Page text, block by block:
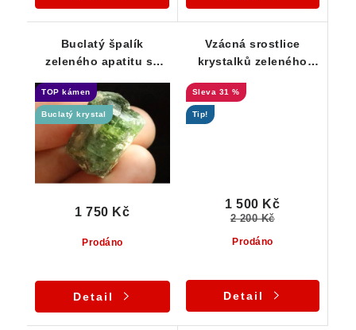
Buclatý špalík
zeleného apatitu se
TOP kámen
Buclatý krystal
Prodáno
1 750 Kč
Detail
Vzácná srostlice
krystalků zeleného
31 %
Tip!
Prodáno
1 500 Kč
2 200 Kč
Detail